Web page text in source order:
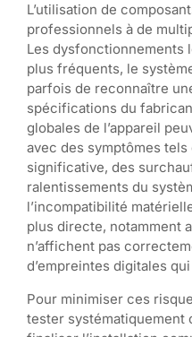
L’utilisation de
professionnels à de
Les dysfonctionnements
plus fréquents, le
parfois de reconnaître
spécifications du
globales de l’appareil
avec des symptômes tels
significative, des
ralentissements du
l’incompatibilité
plus directe, notamment
n’affichent pas
d’empreintes digitales
Pour minimiser ces
tester systématiquement